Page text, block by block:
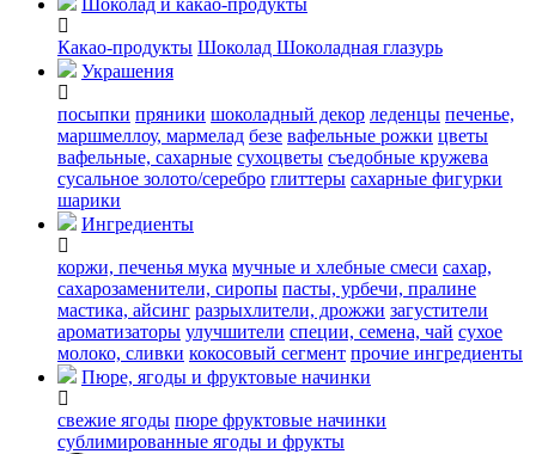
Шоколад и какао-продукты
Какао-продукты Шоколад Шоколадная глазурь
Украшения
посыпки пряники шоколадный декор леденцы печенье,
маршмеллоу, мармелад безе вафельные рожки цветы
вафельные, сахарные сухоцветы съедобные кружева
сусальное золото/серебро глиттеры сахарные фигурки
шарики
Ингредиенты
коржи, печенья мука мучные и хлебные смеси сахар,
сахарозаменители, сиропы пасты, урбечи, пралине
мастика, айсинг разрыхлители, дрожжи загустители
ароматизаторы улучшители специи, семена, чай сухое
молоко, сливки кокосовый сегмент прочие ингредиенты
Пюре, ягоды и фруктовые начинки
свежие ягоды пюре фруктовые начинки
сублимированные ягоды и фрукты